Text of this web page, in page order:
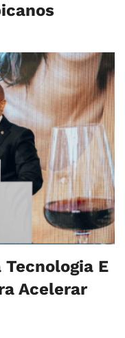
E
Acelerar